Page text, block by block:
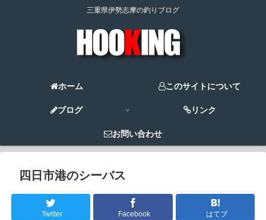
三重県伊勢志摩の釣りブログ
ホーム このサイトについて
ブログ リンク
お問い合わせ
四日市港のシーバス
Twitter Facebook はてブ